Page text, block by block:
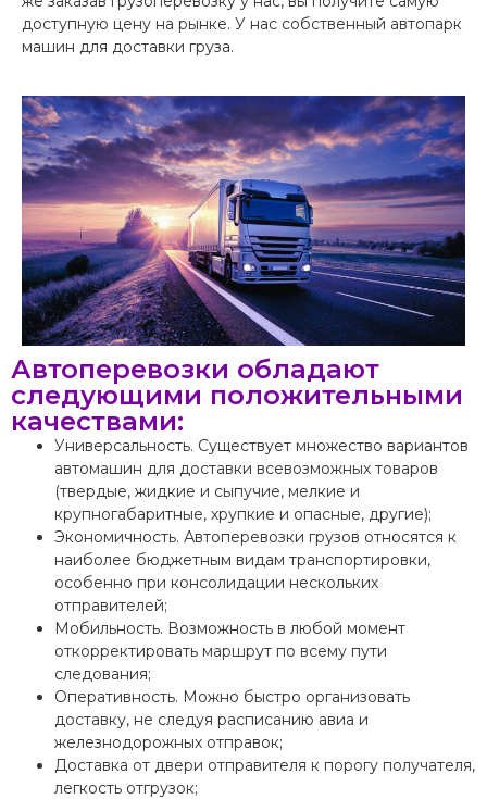
доступную цену на рынке. У нас собственный автопарк
машин для доставки груза.
Автоперевозки обладают
следующими положительными
качествами:
Универсальность. Существует множество вариантов
автомашин для доставки всевозможных товаров
(твердые, жидкие и сыпучие, мелкие и
крупногабаритные, хрупкие и опасные, другие);
Экономичность. Автоперевозки грузов относятся к
наиболее бюджетным видам транспортировки,
особенно при консолидации нескольких
отправителей;
Мобильность. Возможность в любой момент
откорректировать маршрут по всему пути
следования;
Оперативность. Можно быстро организовать
доставку, не следуя расписанию авиа и
железнодорожных отправок;
Доставка от двери отправителя к порогу получателя,
легкость отгрузок;